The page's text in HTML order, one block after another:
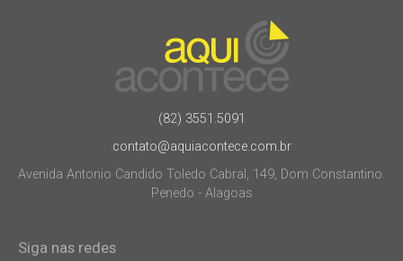
(82) 3551.5091
contato@aquiacontece.com.br
Avenida Antonio Candido Toledo Cabral, 149, Dom Constantino.
Penedo - Alagoas
Siga nas redes